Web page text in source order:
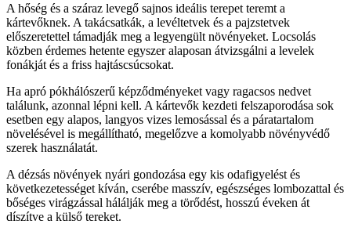
A hőség és a száraz levegő sajnos ideális terepet teremt a
kártevőknek. A takácsatkák, a levéltetvek és a pajzstetvek
előszeretettel támadják meg a legyengült növényeket. Locsolás
közben érdemes hetente egyszer alaposan átvizsgálni a levelek
fonákját és a friss hajtáscsúcsokat.
Ha apró pókhálószerű képződményeket vagy ragacsos nedvet
találunk, azonnal lépni kell. A kártevők kezdeti felszaporodása sok
esetben egy alapos, langyos vizes lemosással és a páratartalom
növelésével is megállítható, megelőzve a komolyabb növényvédő
szerek használatát.
A dézsás növények nyári gondozása egy kis odafigyelést és
következetességet kíván, cserébe masszív, egészséges lombozattal és
bőséges virágzással hálálják meg a törődést, hosszú éveken át
díszítve a külső tereket.